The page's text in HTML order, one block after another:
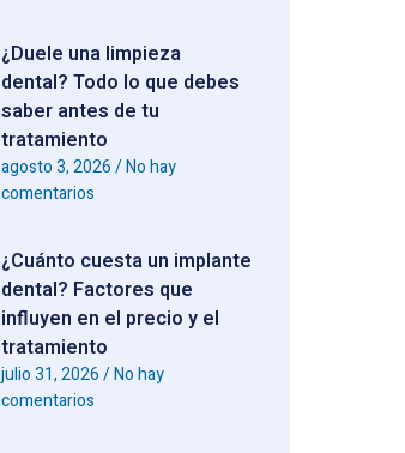
¿Duele una limpieza
dental? Todo lo que debes
saber antes de tu
tratamiento
agosto 3, 2026 No hay
comentarios
¿Cuánto cuesta un implante
dental? Factores que
influyen en el precio y el
tratamiento
julio 31, 2026 No hay
comentarios